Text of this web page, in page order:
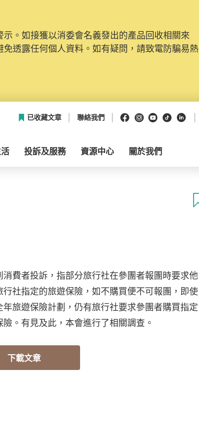
。如接獲以消委會名義發出的產品回收相關來
透露任何個人資料。如有疑問，請致電防騙易熱
已收藏文章 聯絡我們 Facebook
Instagram
Youtube
抖音領英
投訴及服務 資源中心 關於我們
消費者投訴，指部分旅行社在參團者報團時要求他
行社指定的旅遊保險，如不購買便不可報團，即使
年旅遊保險計劃，仍有旅行社要求參團者購買指定
險。有見及此，本會進行了相關調查。
下載文章